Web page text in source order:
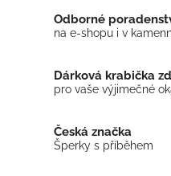
Odborné
na e-shopu i v
Dárková krabička
pro vaše výjimečné
Česká značka
Šperky s příběhem